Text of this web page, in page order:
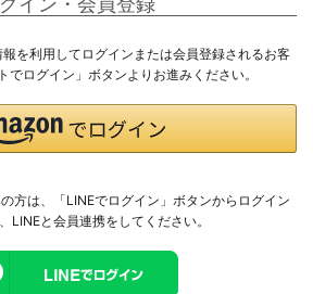
ング
を利用してログインまたは会員登録されるお客
ログイン」ボタンよりお進みください。
方は、「LINEでログイン」ボタンからログイン
LINEと会員連携をしてください。